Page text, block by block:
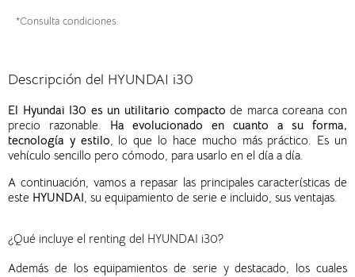
*Consulta condiciones.
Descripción del HYUNDAI i30
El Hyundai I30 es un utilitario compacto de marca coreana con
precio razonable. Ha evolucionado en cuanto a su forma,
tecnología y estilo , lo que lo hace mucho más práctico. Es un
vehículo sencillo pero cómodo, para usarlo en el día a día.
A continuación, vamos a repasar las principales características de
este HYUNDAI , su equipamiento de serie e incluido, sus ventajas.
¿Qué incluye el renting del HYUNDAI i30?
Además de losequipamientos de serie y destacado, los cuales